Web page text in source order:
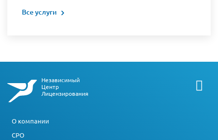
Все услуги
Независимый
Центр
Лицензирования
О компании
СРО